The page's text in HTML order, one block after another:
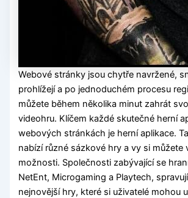
Webové stránky jsou chytře navržené,
prohlížejí a po jednoduchém procesu
můžete během několika minut zahrát
videohru. Klíčem každé skutečné herní
webových stránkách je herní aplikace.
nabízí různé sázkové hry a vy si můžete
možnosti. Společnosti zabývající se
NetEnt, Microgaming a Playtech,
nejnovější hry, které si uživatelé mohou